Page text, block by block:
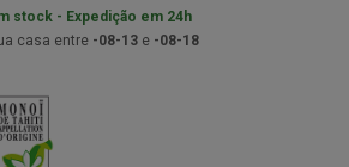
stock - Expedição em 24h
casa entre -08-13e -08-18